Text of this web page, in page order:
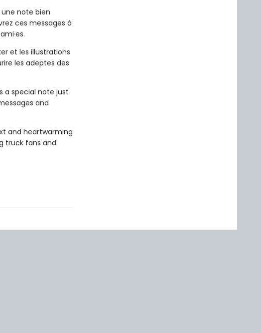
note bien
ces messages à
et les illustrations
les adeptes des
a special note just
and
and heartwarming
truck fans and